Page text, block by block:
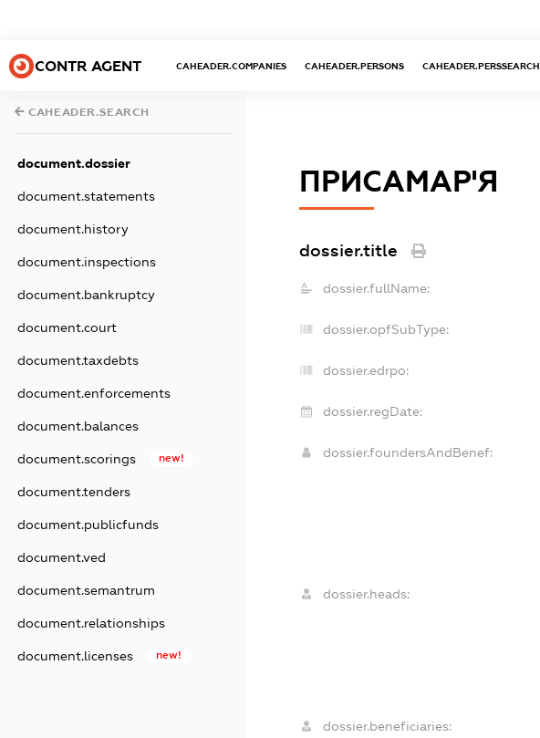
CONTR AGENT CAHEADER.COMPANIES CAHEADER.PERSONS CAHEADER.PERSSEARCH
CAHEADER.SEARCH
document.dossier
document.statements
document.history
document.inspections
document.bankruptcy
document.court
document.taxdebts
document.enforcements
document.balances
document.scorings new!
document.tenders
document.publicfunds
document.ved
document.semantrum
document.relationships
document.licenses new!
ПРИСАМАР'Я
dossier.title
dossier.fullName:
dossier.opfSubType:
dossier.edrpo:
dossier.regDate:
dossier.foundersAndBenef:
dossier.heads:
dossier.beneficiaries: